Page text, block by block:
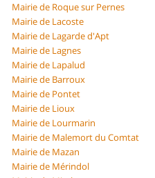
Mairie de Roque sur Pernes
Mairie de Lacoste
Mairie de Lagarde d'Apt
Mairie de Lagnes
Mairie de Lapalud
Mairie de Barroux
Mairie de Pontet
Mairie de Lioux
Mairie de Lourmarin
Mairie de Malemort du Comtat
Mairie de Mazan
Mairie de Mérindol